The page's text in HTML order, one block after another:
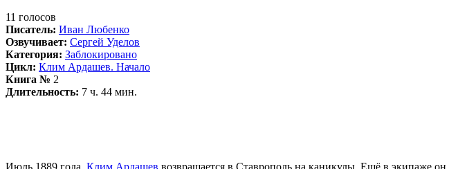
11 голосов
Писатель: Иван Любенко
Озвучивает: Сергей Уделов
Категория: Заблокировано
Цикл: Клим Ардашев. Начало
Книга № 2
Длительность: 7 ч. 44 мин.
Июль 1889 года. Клим Ардашев возвращается в Ставрополь на каникулы. Ещё в экипаже он